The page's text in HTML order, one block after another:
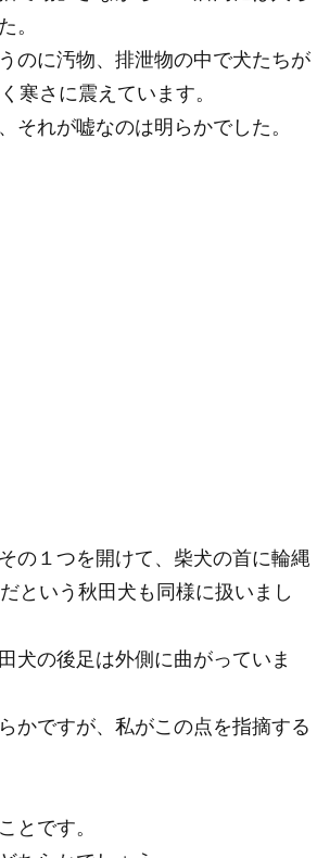
。
のに汚物、排泄物の中で犬たちが
寒さに震えています。
れが嘘なのは明らかでした。
の１つを開けて、柴犬の首に輪縄
という秋田犬も同様に扱いまし
犬の後足は外側に曲がっていま
かですが、私がこの点を指摘する
とです。